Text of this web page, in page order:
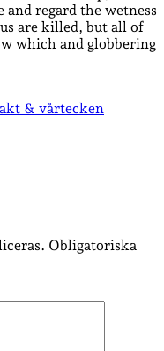
regard the wetness
are killed, but all of
which and globbering
& vårtecken
Obligatoriska